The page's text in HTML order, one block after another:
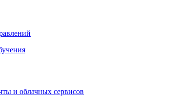
и облачных сервисов